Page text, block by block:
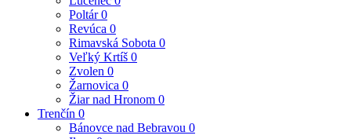
Poltár0
Revúca 0
Rimavská Sobota 0
Veľký Krtíš 0
Zvolen 0
Žarnovica 0
Žiar nad Hronom 0
Trenčín 0
Bánovce nad Bebravou 0